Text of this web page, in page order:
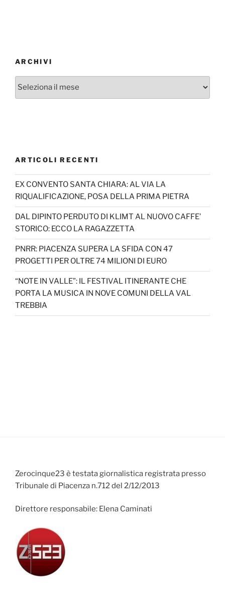
ARCHIVI
Archivi
ARTICOLI RECENTI
EX CONVENTO SANTA CHIARA: AL VIA LA
RIQUALIFICAZIONE, POSA DELLA PRIMA PIETRA
DAL DIPINTO PERDUTO DI KLIMT AL NUOVO CAFFE’
STORICO: ECCO LA RAGAZZETTA
PNRR: PIACENZA SUPERA LA SFIDA CON 47
PROGETTI PER OLTRE 74 MILIONI DI EURO
“NOTE IN VALLE”: IL FESTIVAL ITINERANTE CHE
PORTA LA MUSICA IN NOVE COMUNI DELLA VAL
TREBBIA
Zerocinque23 è testata giornalistica registrata presso
Tribunale di Piacenza n.712 del 2/12/2013
Direttore responsabile: Elena Caminati